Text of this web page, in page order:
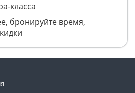
класса
бронируйте время,